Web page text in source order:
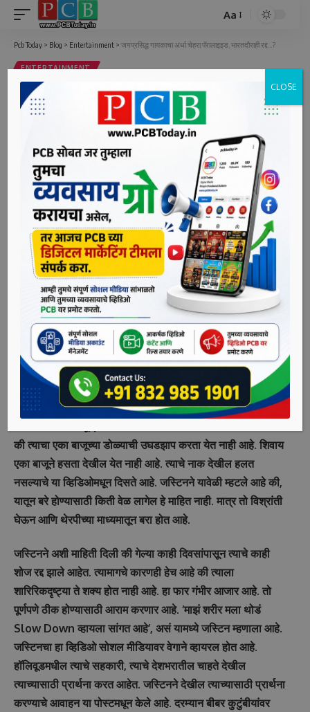
Font
Resizer
Aa
Pcb Today > Blog > Entertainment > जगप्रसिद्ध गायकाचा अर्धा चेहरा पॅरालाइझ्ड, भारतदौराही रद्द…?
ENTERTAINMENT
जगप्रसिद्ध गायकाचा अर्धा चेहरा पॅरालाइझ्ड,
भारतदौराही रद्द…?
Last updated: June 11, 2022 4:42 pm
bpcauthor
2 Min Read
मुंबई,दि.११(पीसीबी) – जगभरात मोठी फॅन फॉलोइंग असणारा जस्टिन
बीबर हा गायक एका गंभीर आजाराशी झुंज देत आहे. स्वत: जस्टिनने
इन्स्टाग्रामवर व्हिडिओ शेअर करत याबाबत माहिती दिली आहे. जस्टिन
रामसे हंट सिंड्रोम या आजाराने त्रस्त आहे, ज्यामुळे त्याचा अर्धा चेहरा
पॅरालाइझ्ड झाला आहे. त्याने व्हिडिओ शेअर करत असे म्हटले आहे की
काहीसा ब्रेक घेऊन त्याचे पुढील शो रद्द करत आहे.
जस्टिन बीबर याने व्हिडिओ शेअर करत असे म्हटले आहे की, एका भयंकर
व्हायरसमुळे तो या सिंड्रोमशी सामना करत आहे. हा व्हायरस त्याच्या
चेहऱ्याच्या आणि कानांच्या नसांवर हल्ला करत आहे. त्यामुळे त्याचा
की त्याचा एका बाजूच्या डोळ्याची उघडझाप करता येत नाही आहे. शिवाय
एका बाजूने हसता देखील येत नाही आहे. त्याचे नाक देखील हलत
नसल्याचे या व्हिडिओमधून दिसते आहे. जस्टिनने यावेळी म्हटले आहे की,
यातून बरे होण्यासाठी किती वेळ लागेल हे माहित नाही. मात्र तो विश्रांती
घेऊन आणि थेरपीच्या माध्यमातून बरा होत आहे.
जस्टिनने अशी माहिती दिली की गेल्या काही दिवसांपासून त्याचे काही
शोज रद्द झाले आहेत. त्यामागचे कारणही हेच आहे की त्याला
शारिरिकदृष्ट्या ते शक्य होत नाही आहे. हा फार गंभीर आजार आहे. तो
पूर्णपणे ठीक होण्यासाठी आराम करणार आहे. ‘माझं शरीर मला थोडं
Slow Down व्हायला सांगत आहे’, असं यामध्ये जस्टिन म्हणाला आहे.
जस्टिनचा हा व्हिडिओ सोशल मीडियावर वेगाने व्हायरल होत आहे.
हॉलिवूडमधील त्याचे सहकारी, त्याचे देशभरातील चाहते देखील
त्याच्यासाठी प्रार्थना करत आहेत. जस्टिनने देखील त्याच्यासाठी प्रार्थना
करण्याचे आवाहन या पोस्टमधून केले आहे. दरम्यान बीबर कुटुंबीयांवर
CLOSE